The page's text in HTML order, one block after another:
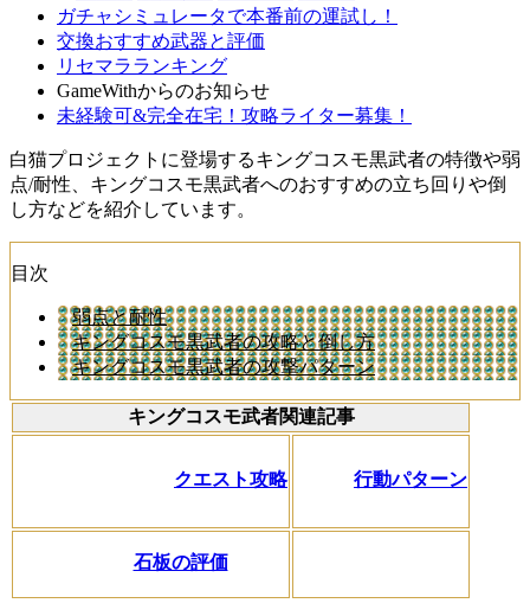
ガチャシミュレータで本番前の運試し！
交換おすすめ武器と評価
リセマラランキング
GameWithからのお知らせ
未経験可&完全在宅！攻略ライター募集！
白猫プロジェクトに登場するキングコスモ黒武者の特徴や弱
点/耐性、キングコスモ黒武者へのおすすめの立ち回りや倒
し方などを紹介しています。
目次
弱点と耐性
キングコスモ黒武者の攻略と倒し方
キングコスモ黒武者の攻撃パターン
キングコスモ武者関連記事
クエスト攻略 行動パターン
石板の評価